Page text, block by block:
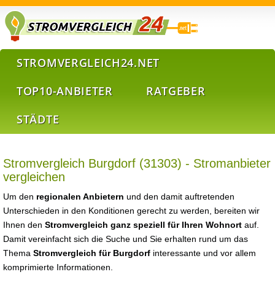
STROMVERGLEICH24.NET
TOP10-ANBIETER
RATGEBER
STÄDTE
Stromvergleich Burgdorf (31303) - Stromanbieter
vergleichen
Um den regionalen Anbietern und den damit auftretenden
Unterschieden in den Konditionen gerecht zu werden, bereiten wir
Ihnen den Stromvergleich ganz speziell für Ihren Wohnort auf.
Damit vereinfacht sich die Suche und Sie erhalten rund um das
Thema Stromvergleich für Burgdorf interessante und vor allem
komprimierte Informationen.